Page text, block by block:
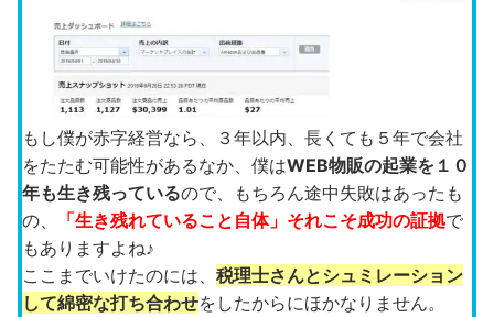
もし僕が赤字経営なら、３年以内、長くても５年で会社
をたたむ可能性があるなか、僕はWEB物販の起業を１０
年も生き残っているので、もちろん途中失敗はあったも
の、
「生き残れていること自体」それこそ成功の証拠で
もありますよね♪
ここまでいけたのには、 税理士さんとシュミレーション
して綿密な打ち合わせをしたからにほかなりません。